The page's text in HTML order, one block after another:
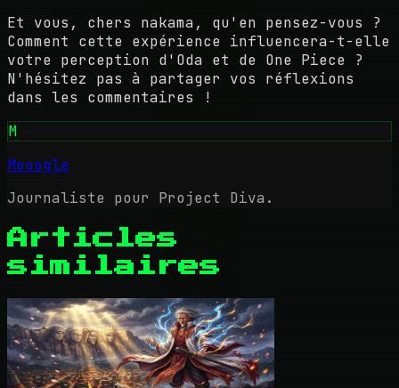
Et vous, chers nakama, qu'en pensez-vous ?
Comment cette expérience influencera-t-elle
votre perception d'Oda et de One Piece ?
N'hésitez pas à partager vos réflexions
dans les commentaires !
M
Mooogle
Journaliste pour Project Diva.
Articles
similaires